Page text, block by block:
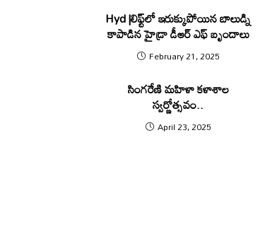
Hyd |లిఫ్ట్‌లో ఇరుక్కుపోయిన బాలుడ్ని
కాపాడిన హైడ్రా డీఆర్ ఎఫ్ బృందాలు
February 21, 2025
సింగరేణి మహిళా కళాశాల
స్వర్ణోత్సవం..
April 23, 2025